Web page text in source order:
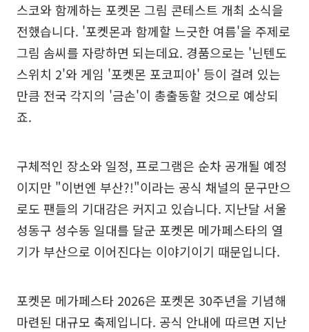
스코와 함께하는 포켓몬 그림 콘테스트 개최 소식을
전했습니다. '포켓몬과 함께할 느긋한 여름'을 주제로
그림 솜씨를 자랑하면 되는데요. 경품으로는 '닌텐도
스위치 2'와 게임 '포켓몬 포코피아' 등이 걸려 있는
만큼 전국 각지의 '금손'이 총출동할 것으로 예상되
죠.
구체적인 장소와 일정, 프로그램은 순차 공개될 예정
이지만 "이번엔 부산?!"이라는 공식 채널의 문구만으
로도 팬들의 기대감은 커지고 있습니다. 지난달 서울
성동구 성수동 일대를 달군 포켓몬 메가페스타의 열
기가 부산으로 이어진다는 이야기이기 때문입니다.
포켓몬 메가페스타 2026은 포켓몬 30주년을 기념해
마련된 대규모 축제입니다. 공식 안내에 따르면 지난